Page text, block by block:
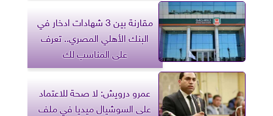
مقارنة بين 3 شهادات ادخار في
البنك الأهلي المصري.. تعرف
على المناسب لك
عمرو درويش: لا صحة للاعتماد
على السوشيال ميديا في ملف